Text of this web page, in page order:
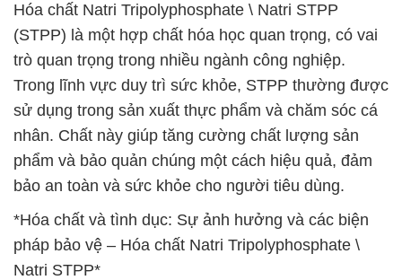
Hóa chất Natri Tripolyphosphate \ Natri STPP
(STPP) là một hợp chất hóa học quan trọng, có vai
trò quan trọng trong nhiều ngành công nghiệp.
Trong lĩnh vực duy trì sức khỏe, STPP thường được
sử dụng trong sản xuất thực phẩm và chăm sóc cá
nhân. Chất này giúp tăng cường chất lượng sản
phẩm và bảo quản chúng một cách hiệu quả, đảm
bảo an toàn và sức khỏe cho người tiêu dùng.
*Hóa chất và tình dục: Sự ảnh hưởng và các biện
pháp bảo vệ – Hóa chất Natri Tripolyphosphate \
Natri STPP*